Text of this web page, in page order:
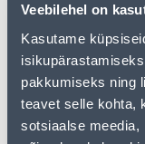
Veebilehel on
Kasutame
pakkumiseks ning
teavet selle kohta,
sotsiaalse meedia,
Посмотреть
• 14-päevane
• HANKIJA LAOST